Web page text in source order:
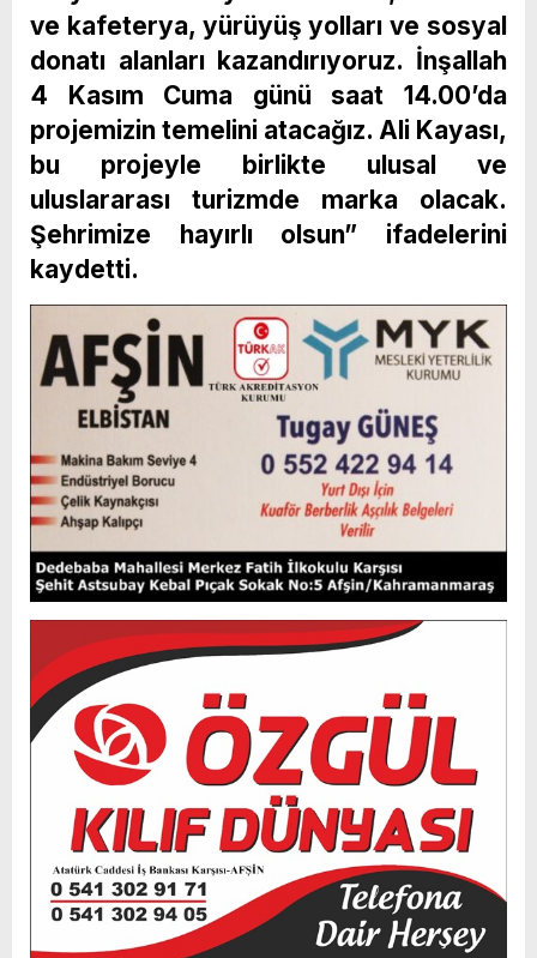
ve kafeterya, yürüyüş yolları ve sosyal
donatı alanları kazandırıyoruz. İnşallah
4 Kasım Cuma günü saat 14.00’da
projemizin temelini atacağız. Ali Kayası,
bu projeyle birlikte ulusal ve
uluslararası turizmde marka olacak.
Şehrimize hayırlı olsun” ifadelerini
kaydetti.